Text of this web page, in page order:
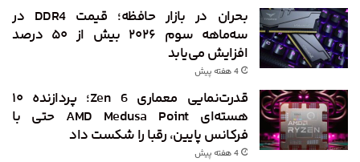
بحران در بازار حافظه؛ قیمت DDR4 در
سه‌ماهه سوم ۲۰۲۶ بیش از ۵۰ درصد
افزایش می‌یابد
4 هفته پیش
قدرت‌نمایی معماری Zen 6؛ پردازنده ۱۰
هسته‌ای AMD Medusa Point حتی با
فرکانس پایین، رقبا را شکست داد
4 هفته پیش